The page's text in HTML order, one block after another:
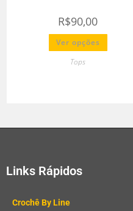
R$90,00
Ver opções
Tops
Links Rápidos
Crochê By Line